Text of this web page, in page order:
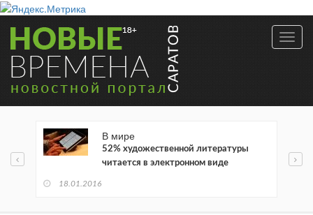
В мире
52% художественной литературы
читается в электронном виде
18.01.2016